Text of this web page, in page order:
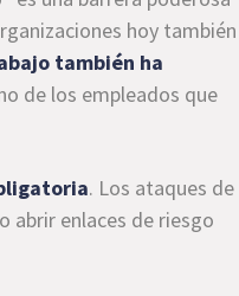
hoy también
también ha
de los empleados que
. Los ataques de
abrir enlaces de riesgo